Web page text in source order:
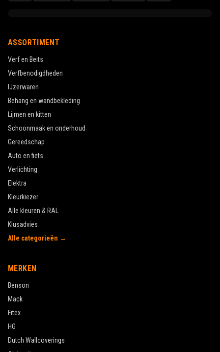
ASSORTIMENT
Verf en Beits
Verfbenodigdheden
IJzerwaren
Behang en wandbekleding
Lijmen en kitten
Schoonmaak en onderhoud
Gereedschap
Auto en fiets
Verlichting
Elektra
Kleurkiezer
Alle kleuren & RAL
Klusadvies
Alle categorieën →
MERKEN
Benson
Mack
Fitex
HG
Dutch Wallcoverings